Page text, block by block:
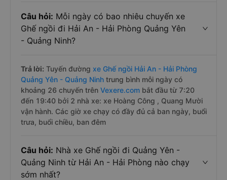
Câu hỏi: Mỗi ngày có bao nhiêu chuyến xe
Ghế ngồi đi Hải An - Hải Phòng Quảng Yên
- Quảng Ninh?
Trả lời: Tuyến đường xe Ghế ngồi Hải An - Hải Phòng
Quảng Yên - Quảng Ninh trung bình mỗi ngày có
khoảng 26 chuyến trên Vexere.com bắt đầu từ 7:20
đến 19:40 bởi 2 nhà xe: xe Hoàng Công , Quang Mười
vận hành. Các giờ xe chạy có đầy đủ cả ban ngày, buổi
trưa, buổi chiều, ban đêm
Câu hỏi: Nhà xe Ghế ngồi đi Quảng Yên -
Quảng Ninh từ Hải An - Hải Phòng nào chạy
sớm nhất?